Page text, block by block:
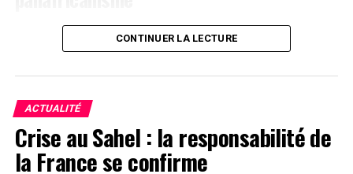
Le termepanafricainn’est pas une étiquette marketing.
C’est un combat, une idéologie née dans la douleur des
Sankara, Lumumba, Kadhafi et de tant d’autres figures
Que la France, ancienne puissance coloniale, ose
CONTINUER LA LECTURE
ACTUALITÉ
Crise au Sahel : la responsabilité de
la France se confirme